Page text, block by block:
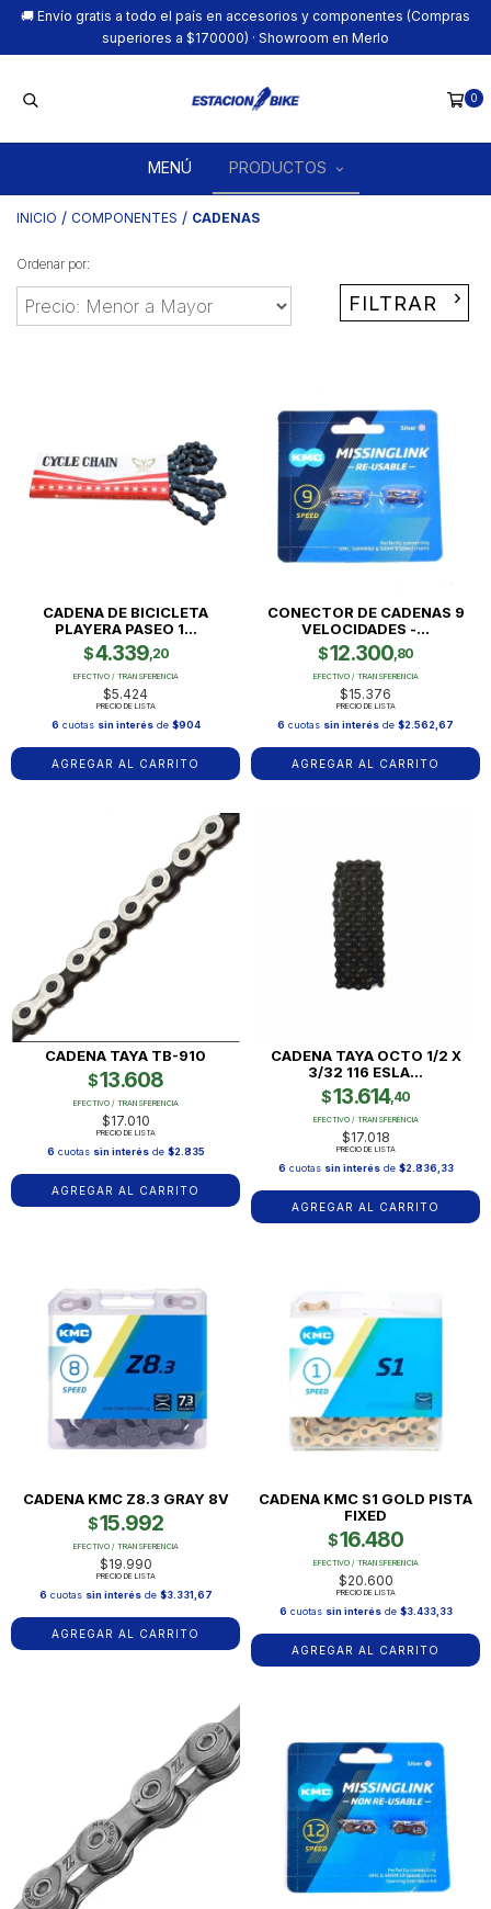
🚚 Envío gratis a todo el país en accesorios y componentes (Compras
superiores a $170000) · Showroom en Merlo
0
MENÚ PRODUCTOS
INICIO / COMPONENTES / CADENAS
Ordenar por:
FILTRAR
CADENA DE BICICLETA
PLAYERA PASEO 1...
$4.339,20
EFECTIVO / TRANSFERENCIA
$5.424
PRECIO DE LISTA
6 cuotas sin interésde $904
CONECTOR DE CADENAS 9
VELOCIDADES -...
$12.300,80
EFECTIVO / TRANSFERENCIA
$15.376
PRECIO DE LISTA
6 cuotas sin interés de $2.562,67
CADENA TAYA TB-910
$13.608
EFECTIVO / TRANSFERENCIA
$17.010
PRECIO DE LISTA
6 cuotas sin interésde $2.835
CADENA TAYA OCTO 1/2 X
3/32 116 ESLA...
$13.614,40
EFECTIVO / TRANSFERENCIA
$17.018
PRECIO DE LISTA
6 cuotas sin interésde $2.836,33
CADENA KMC Z8.3 GRAY 8V
$15.992
EFECTIVO / TRANSFERENCIA
$19.990
PRECIO DE LISTA
6 cuotas sin interésde $3.331,67
CADENA KMC S1 GOLD PISTA
FIXED
$16.480
EFECTIVO / TRANSFERENCIA
$20.600
PRECIO DE LISTA
6 cuotas sin interésde $3.433,33